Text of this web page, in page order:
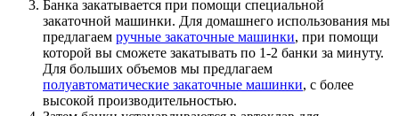
Банка закатывается при помощи специальной
закаточной машинки. Для домашнего использования мы
предлагаем ручные закаточные машинки, при помощи
которой вы сможете закатывать по 1-2 банки за минуту.
Для больших объемов мы предлагаем
полуавтоматические закаточные машинки, с более
высокой производительностью.